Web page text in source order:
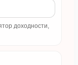
доходности,